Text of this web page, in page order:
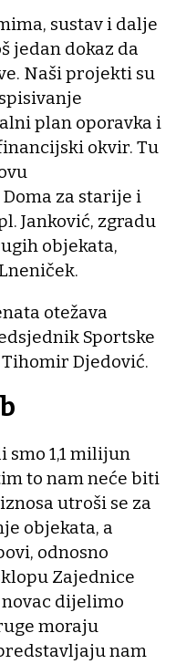
sustav i dalje
jedan dokaz da
Naši projekti su
plan oporavka i
okvir. Tu
za starije i
Janković, zgradu
objekata,
otežava
Sportske
Djedović.
smo 1,1 milijun
to nam neće biti
utroši se za
objekata, a
odnosno
Zajednice
dijelimo
moraju
nam